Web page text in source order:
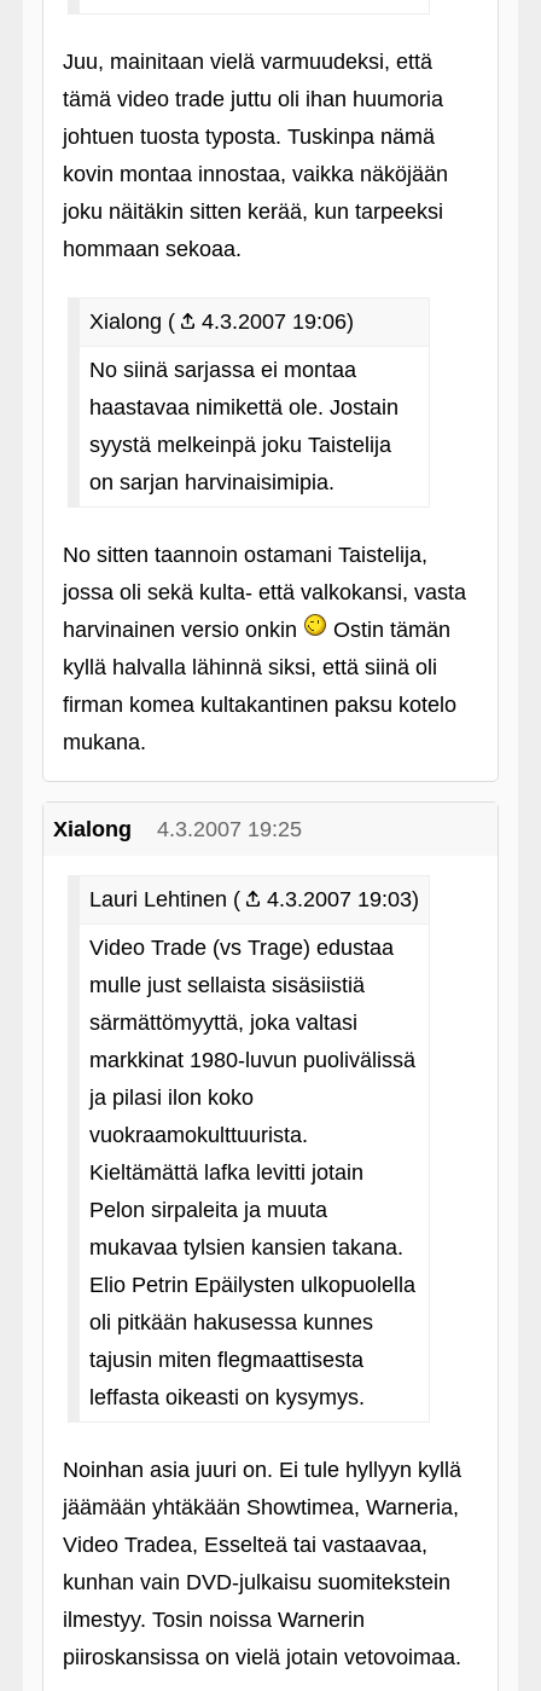
Juu, mainitaan vielä varmuudeksi, että
tämä video trade juttu oli ihan huumoria
johtuen tuosta typosta. Tuskinpa nämä
kovin montaa innostaa, vaikka näköjään
joku näitäkin sitten kerää, kun tarpeeksi
hommaan sekoaa.
Xialong (
4.3.2007 19:06)
No siinä sarjassa ei montaa
haastavaa nimikettä ole. Jostain
syystä melkeinpä joku Taistelija
on sarjan harvinaisimipia.
No sitten taannoin ostamani Taistelija,
jossa oli sekä kulta- että valkokansi, vasta
harvinainen versio onkin
Ostin tämän
kyllä halvalla lähinnä siksi, että siinä oli
firman komea kultakantinen paksu kotelo
mukana.
Xialong 4.3.2007 19:25
Lauri Lehtinen (
4.3.2007 19:03)
Video Trade (vs Trage) edustaa
mulle just sellaista sisäsiistiä
särmättömyyttä, joka valtasi
markkinat 1980-luvun puolivälissä
ja pilasi ilon koko
vuokraamokulttuurista.
Kieltämättä lafka levitti jotain
Pelon sirpaleita ja muuta
mukavaa tylsien kansien takana.
Elio Petrin Epäilysten ulkopuolella
oli pitkään hakusessa kunnes
tajusin miten flegmaattisesta
leffasta oikeasti on kysymys.
Noinhan asia juuri on. Ei tule hyllyyn kyllä
jäämään yhtäkään Showtimea, Warneria,
Video Tradea, Esselteä tai vastaavaa,
kunhan vain DVD-julkaisu suomitekstein
ilmestyy. Tosin noissa Warnerin
piiroskansissa on vielä jotain vetovoimaa.